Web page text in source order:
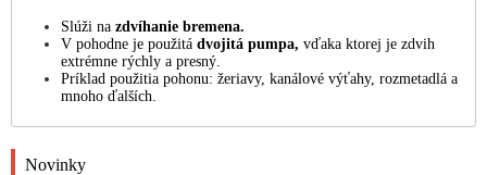
Slúži na zdvíhanie bremena.
V pohodne je použitá dvojitá pumpa, vďaka ktorej je zdvih
extrémne rýchly a presný.
Príklad použitia pohonu: žeriavy, kanálové výťahy, rozmetadlá a
mnoho ďalších.
Novinky